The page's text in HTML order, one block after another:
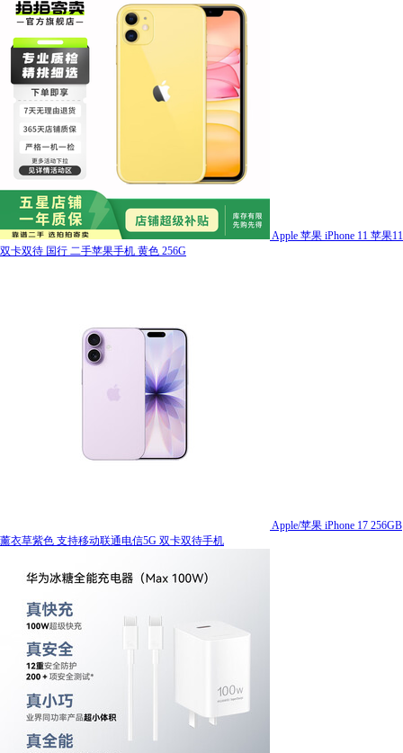
Apple 苹果 iPhone 11 苹果11
双卡双待 国行 二手苹果手机 黄色 256G
Apple/苹果 iPhone 17 256GB
薰衣草紫色 支持移动联通电信5G 双卡双待手机